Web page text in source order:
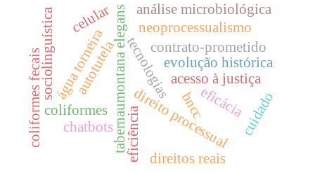
tecnologias
tabernaumontana elegansdireito processual
evolução histórica
autotutela
neoprocessualismo
acesso à justiça
análise microbiológica
água torneira
coliformes
coliformes fecais
contrato-prometido
bncc
sociolinguística celular
eficiência direitos reais
eficácia
chatbots cuidado